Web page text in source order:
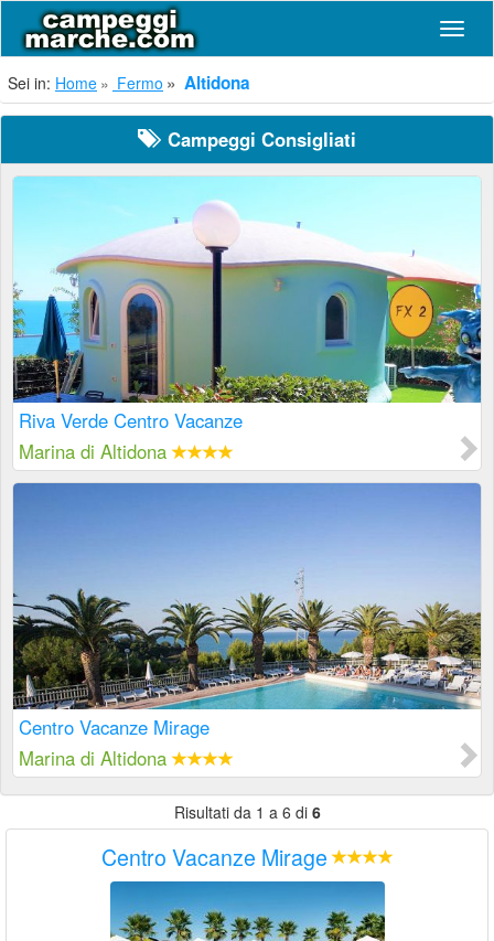
Sei in: Home Fermo Altidona
Campeggi Consigliati
Riva Verde Centro Vacanze
Marina di Altidona
Centro Vacanze Mirage
Marina di Altidona
Risultati da 1 a 6 di 6
Centro Vacanze Mirage